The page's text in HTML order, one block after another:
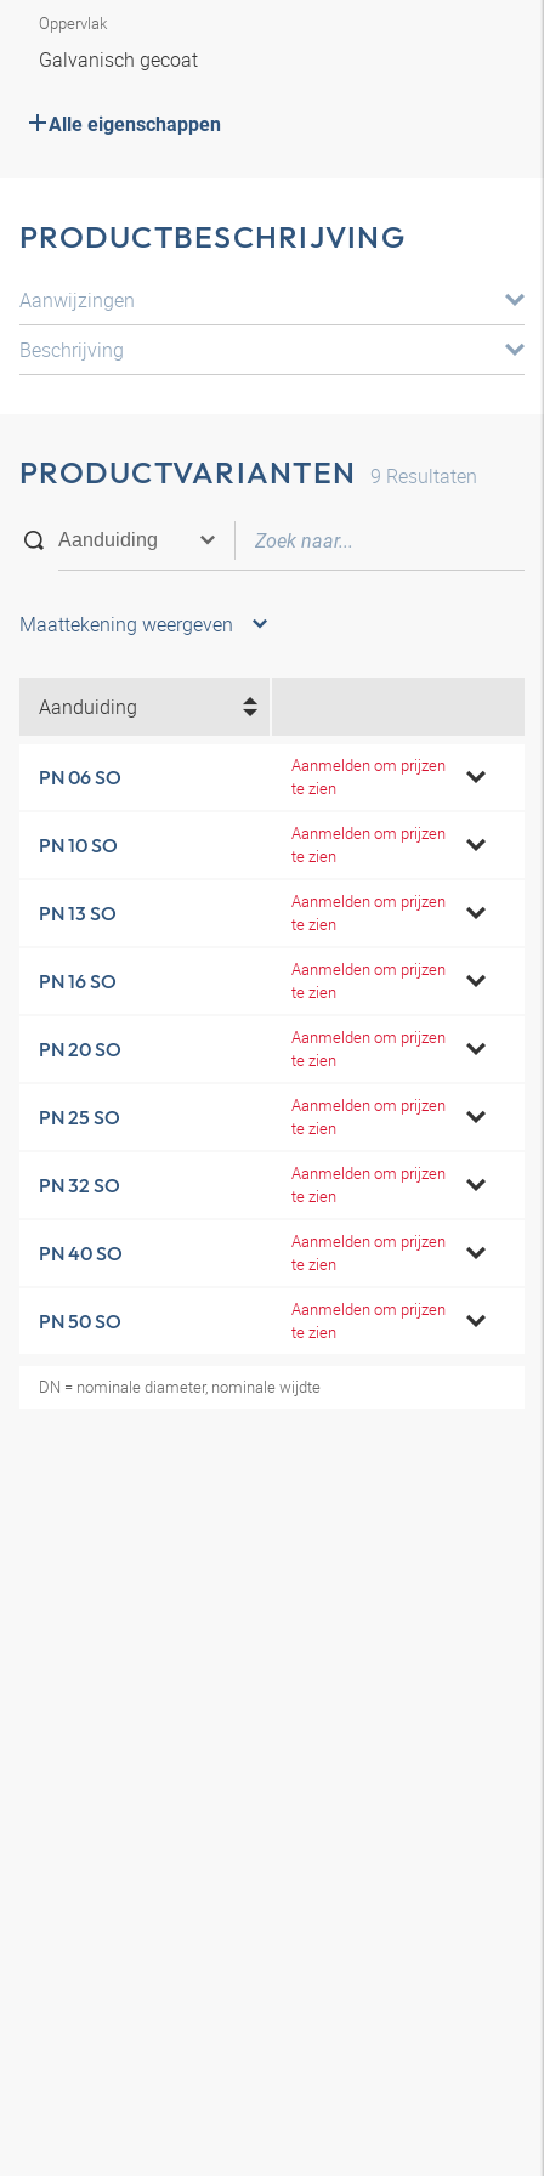
Oppervlak
Galvanisch gecoat
Alle eigenschappen
PRODUCTBESCHRIJVING
Aanwijzingen
Beschrijving
PRODUCTVARIANTEN 9 Resultaten
Maattekening weergeven
Aanduiding
PN 06 SO
Aanmelden om prijzen
te zien
PN 10 SO
Aanmelden om prijzen
te zien
PN 13 SO
Aanmelden om prijzen
te zien
PN 16 SO
Aanmelden om prijzen
te zien
PN 20 SO
Aanmelden om prijzen
te zien
PN 25 SO
Aanmelden om prijzen
te zien
PN 32 SO
Aanmelden om prijzen
te zien
PN 40 SO
Aanmelden om prijzen
te zien
PN 50 SO
Aanmelden om prijzen
te zien
DN = nominale diameter, nominale wijdte